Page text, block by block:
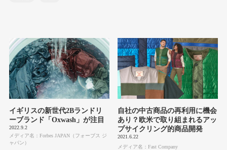
イギリスの新世代2Bランドリ
ーブランド「Oxwash」が注目
2022.9.2
メディア名：Forbes JAPAN（フォーブス ジ
ャパン）
自社の中古商品の再利用に機会
あり？欧米で取り組まれるアッ
プサイクリング的商品開発
2021.6.22
メディア名：Fast Company